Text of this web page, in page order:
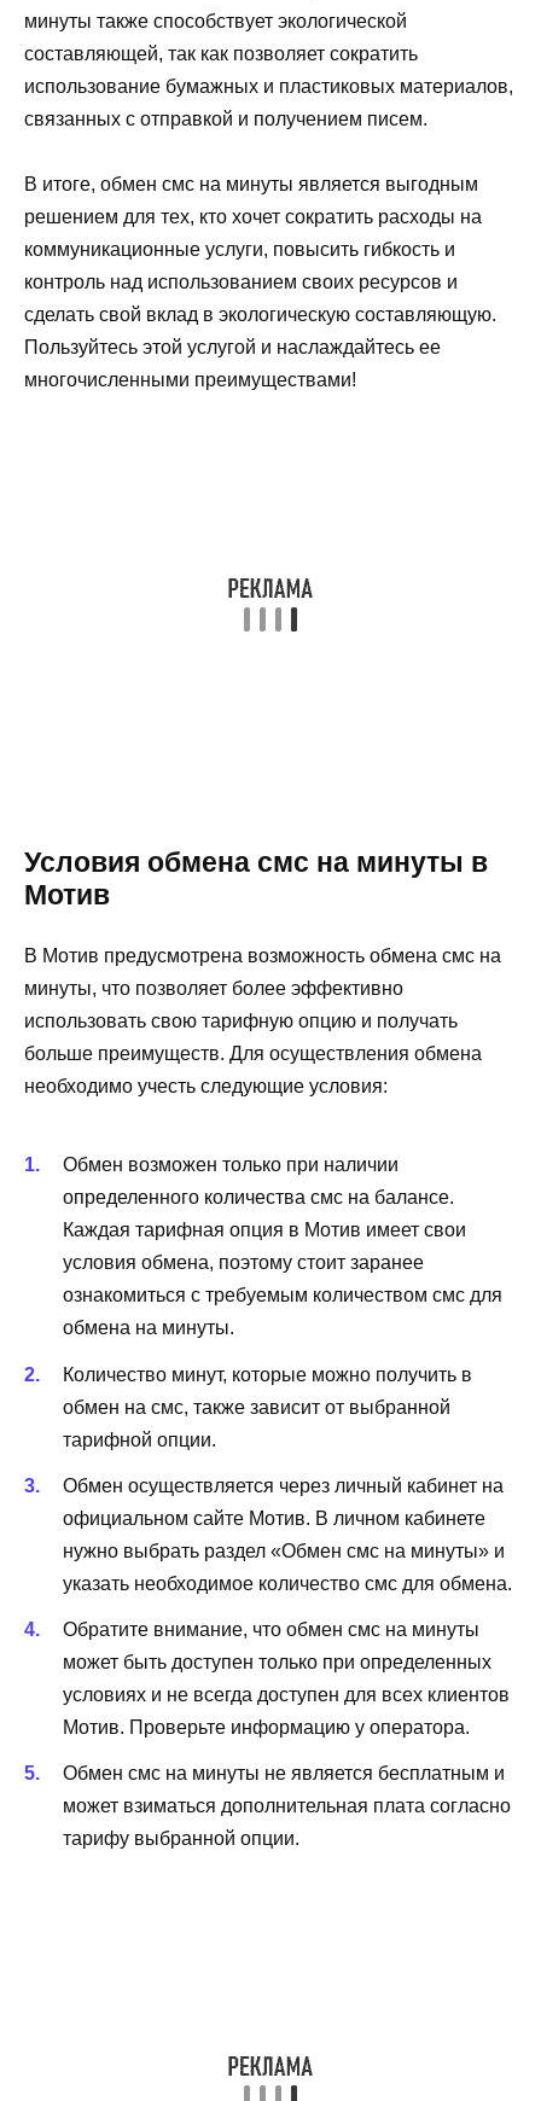
минуты также способствует экологической
составляющей, так как позволяет сократить
использование бумажных и пластиковых материалов,
связанных с отправкой и получением писем.
В итоге, обмен смс на минуты является выгодным
решением для тех, кто хочет сократить расходы на
коммуникационные услуги, повысить гибкость и
контроль над использованием своих ресурсов и
сделать свой вклад в экологическую составляющую.
Пользуйтесь этой услугой и наслаждайтесь ее
многочисленными преимуществами!
Условия обмена смс на минуты в
Мотив
В Мотив предусмотрена возможность обмена смс на
минуты, что позволяет более эффективно
использовать свою тарифную опцию и получать
больше преимуществ. Для осуществления обмена
необходимо учесть следующие условия:
Обмен возможен только при наличии
определенного количества смс на балансе.
Каждая тарифная опция в Мотив имеет свои
условия обмена, поэтому стоит заранее
ознакомиться с требуемым количеством смс для
обмена на минуты.
Количество минут, которые можно получить в
обмен на смс, также зависит от выбранной
тарифной опции.
Обмен осуществляется через личный кабинет на
официальном сайте Мотив. В личном кабинете
нужно выбрать раздел «Обмен смс на минуты» и
указать необходимое количество смс для обмена.
Обратите внимание, что обмен смс на минуты
может быть доступен только при определенных
условиях и не всегда доступен для всех клиентов
Мотив. Проверьте информацию у оператора.
Обмен смс на минуты не является бесплатным и
может взиматься дополнительная плата согласно
тарифу выбранной опции.